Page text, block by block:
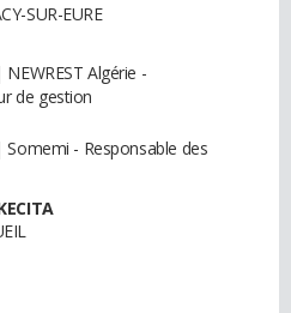
SUR-EURE
Algérie -
de gestion
- Responsable des